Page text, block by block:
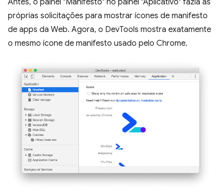
Antes, o painel "Manifesto" no painel "Aplicativo" fazia as
próprias solicitações para mostrar ícones de manifesto
de apps da Web. Agora, o DevTools mostra exatamente
o mesmo ícone de manifesto usado pelo Chrome.